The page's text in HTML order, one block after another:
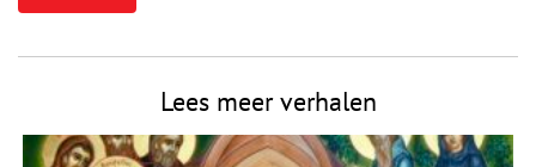
Lees meer verhalen